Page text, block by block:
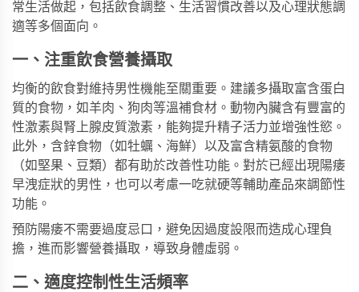
常生活做起，包括飲食調整、生活習慣改善以及心理狀態調
適等多個面向。
一、注重飲食營養攝取
均衡的飲食對維持男性機能至關重要。建議多攝取富含蛋白
質的食物，如羊肉、狗肉等溫補食材。動物內臟含有豐富的
性激素與腎上腺皮質激素，能夠提升精子活力並增強性慾。
此外，含鋅食物（如牡蠣、海鮮）以及富含精氨酸的食物
（如堅果、豆類）都有助於改善性功能。對於已經出現陽痿
早洩症狀的男性，也可以考慮一吃就硬等輔助產品來調節性
功能。
預防陽痿不需要過度忌口，避免因過度設限而造成心理負
擔，進而影響營養攝取，導致身體虛弱。
二、適度控制性生活頻率